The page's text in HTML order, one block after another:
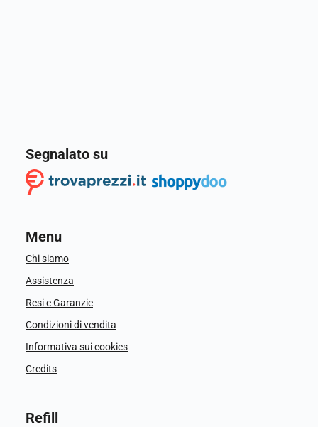
Segnalato su
Menu
Chi siamo
Assistenza
Resi e Garanzie
Condizioni di vendita
Informativa sui cookies
Credits
Refill